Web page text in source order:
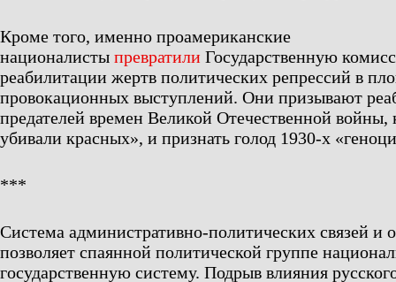
Кроме того, именно проамериканские
националисты превратили Государственную
реабилитации жертв политических репрессий в
провокационных выступлений. Они призывают
предателей времен Великой Отечественной войны,
убивали красных», и признать голод 1930-х
***
Система административно-политических связей и
позволяет спаянной политической группе
государственную систему. Подрыв влияния